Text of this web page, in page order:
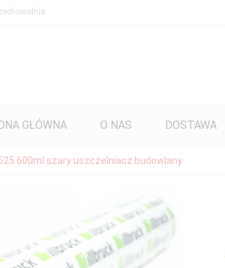
GŁÓWNA O NAS DOSTAWA
600ml szary uszczelniacz budowlany